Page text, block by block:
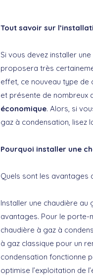
Tout savoir sur
Si vous devez installer
proposera très
effet, ce nouveau type de
et présente de nombreux
économique. Alors, si
gaz à condensation, lisez
Pourquoi installer une
Quels sont les avantages
Installer une chaudière
avantages. Pour le porte-
chaudière à gaz à
à gaz classique pour un
condensation fonctionne
optimise l’exploitation de